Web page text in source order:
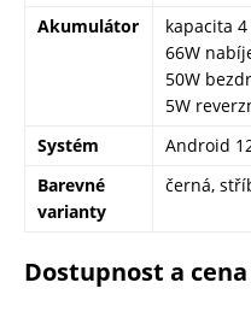
Akumulátor
kapacita
66W
50W
5W
Systém
Android
Barevné
varianty
černá,
Dostupnost a cena